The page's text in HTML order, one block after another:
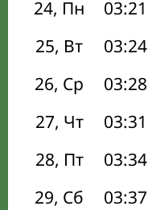
24, Пн
03:21
25, Вт
03:24
26, Ср
03:28
27, Чт
03:31
28, Пт
03:34
29, Сб
03:37